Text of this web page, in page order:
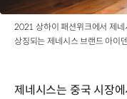
2021 상하이 패션위크에서 제
상징되는 제네시스 브랜드 아이
제네시스는 중국 시장